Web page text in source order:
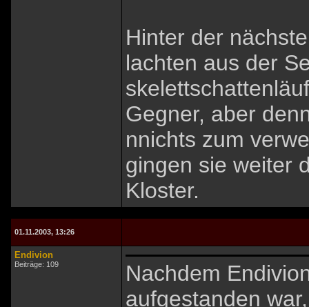
Hinter der
lachten aus der
Gegner, aber
nnichts zum
gingen sie weiter
Kloster.
01.11.2003, 13:26
Endivion
Beiträge: 109
Nachdem
aufgestanden